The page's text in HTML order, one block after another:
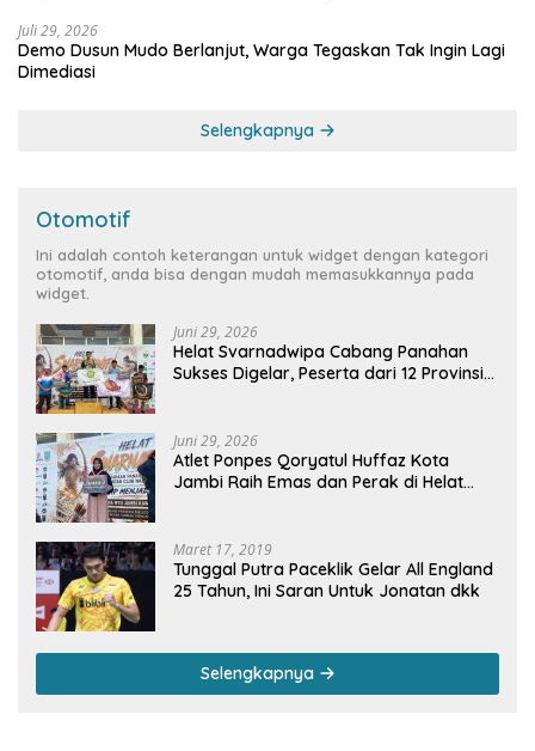
Juli 29, 2026
Demo Dusun Mudo Berlanjut, Warga Tegaskan Tak Ingin Lagi
Dimediasi
Selengkapnya
Otomotif
Ini adalah contoh keterangan untuk widget dengan kategori
otomotif, anda bisa dengan mudah memasukkannya pada
widget.
Juni 29, 2026
Helat Svarnadwipa Cabang Panahan
Sukses Digelar, Peserta dari 12 Provinsi
Juni 29, 2026
Atlet Ponpes Qoryatul Huffaz Kota
Jambi Raih Emas dan Perak di Helat
Maret 17, 2019
Tunggal Putra Paceklik Gelar All England
25 Tahun, Ini Saran Untuk Jonatan dkk
Selengkapnya